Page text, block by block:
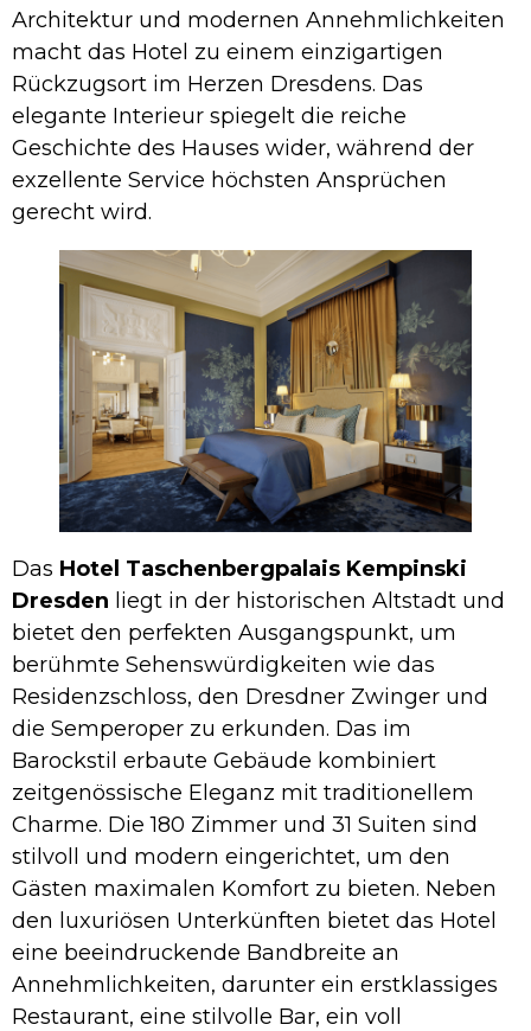
Architektur und modernen Annehmlichkeiten
macht das Hotel zu einem einzigartigen
Rückzugsort im Herzen Dresdens. Das
elegante Interieur spiegelt die reiche
Geschichte des Hauses wider, während der
exzellente Service höchsten Ansprüchen
gerecht wird.
Das Hotel Taschenbergpalais Kempinski
Dresden liegt in der historischen Altstadt und
bietet den perfekten Ausgangspunkt, um
berühmte Sehenswürdigkeiten wie das
Residenzschloss, den Dresdner Zwinger und
die Semperoper zu erkunden. Das im
Barockstil erbaute Gebäude kombiniert
zeitgenössische Eleganz mit traditionellem
Charme. Die 180 Zimmer und 31 Suiten sind
stilvoll und modern eingerichtet, um den
Gästen maximalen Komfort zu bieten. Neben
den luxuriösen Unterkünften bietet das Hotel
eine beeindruckende Bandbreite an
Annehmlichkeiten, darunter ein erstklassiges
Restaurant, eine stilvolle Bar, ein voll